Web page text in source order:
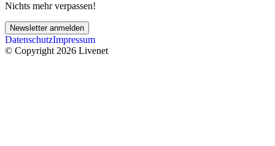
Nichts mehr verpassen!
Newsletter anmelden
DatenschutzImpressum
© Copyright 2026 Livenet